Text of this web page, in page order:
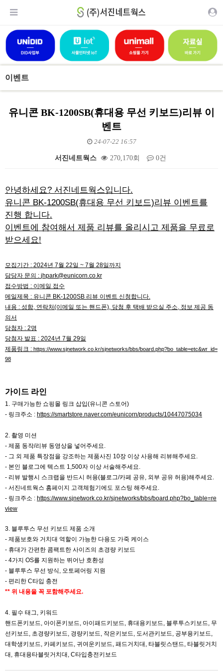
이벤트
유니콘 BK-1200SB(휴대용 무선 키보드)리뷰 이
벤트
24-07-22 16:57
서진네트웍스 270,170회 0건
안녕하세요? 서진네트웍스입니다.
유니콘 BK-1200SB(휴대용 무선 키보드)리뷰 이벤트를
진행 합니다.
이벤트에 참여해서 제품 리뷰를 올리시고 제품을 무료로
받으세요!
모집기간 : 2024년 7월 22일 ~ 7월 28일까지
담당자 문의 : jhpark@eunicorn.co.kr
접수방법 : 이메일 접수
메일제목 : 유니콘 BK-1200SB 리뷰 이벤트 신청합니다.
내용 : 성함, 연락처(이메일 또는 핸드폰), 당첨 후 택배 받으실 주소, 정보 제공 동
의서
당첨자 : 2명
당첨자 발표 : 2024년 7월 29일
제품링크 : https://www.sjnetwork.co.kr/sjnetworks/bbs/board.php?bo_table=etc&wr_id=
98
가이드 라인
1. 구매가능한 쇼핑몰 링크 삽입(유니콘 스토어)
- 링크주소 : https://smartstore.naver.com/eunicorn/products/10447075034
2. 촬영 미션
- 제품 동작/리뷰 동영상을 넣어주세요.
- 그 외 제품 특장점을 강조하는 제품사진 10장 이상 사용해 리뷰해주세요.
- 본인 블로그에 텍스트 1,500자 이상 서술해주세요.
- 리뷰 발행시 스크랩을 반드시 허용(블로그/카페 공유, 외부 공유 허용)해주세요.
- 서진네트웍스 홈페이지 고객체험기에도 포스팅 해주세요.
- 링크주소 : https://www.sjnetwork.co.kr/sjnetworks/bbs/board.php?bo_table=re
view
3. 블루투스 무선 키보드 제품 소개
- 제품보호와 거치대 역할이 가능한 다용도 가죽 케이스
- 휴대가 간편한 콤팩트한 사이즈의 초경량 키보드
- 4가지 OS를 지원하는 뛰어난 호환성
- 블루투스 무선 방식, 오토페어링 지원
- 편리한 C타입 충전
** 위 내용을 꼭 포함해주세요.
4. 필수 태그, 키워드
핸드폰키보드, 아이폰키보드, 아이패드키보드, 휴대용키보드, 블루투스키보드, 무
선키보드, 초경량키보드, 경량키보드, 작은키보드, 도서관키보드, 공부용키보드,
대학생키보드, 카페키보드, 귀여운키보드, 패드거치대, 타블릿스탠드, 타블릿거치
대, 휴대용타블릿거치대, C타입충전키보드